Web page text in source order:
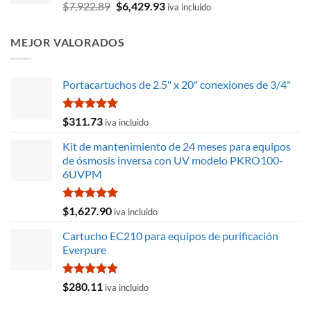
Valorado
con
$7,922.89 El
era:
$6,429.93Eliva incluido
MEJOR VALORADOS
Portacartuchos de 2.5" x 20" conexiones de 3/4"
Valorado
con
de 5
$311.73 iva incluido
Kit de mantenimiento de 24 meses para equipos
de ósmosis inversa con UV modelo PKRO100-
6UVPM
Valorado
con
de 5
$1,627.90 iva incluido
Cartucho EC210 para equipos de purificación
Everpure
Valorado
con
$280.11 iva incluido